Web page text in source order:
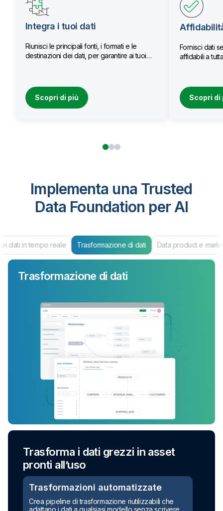
Integra i tuoi dati
Riunisci le principali fonti, i formati e le
destinazioni dei dati, per garantire ai tuoi
Scopri di più
Fornisci dati
affidabili a
Scopri di
Implementa una Trusted
Data Foundation per AI
dati in tempo reale Trasformazione di dati Data product e
Trasformazione di dati
Trasforma i dati grezzi in asset
pronti all’uso
Trasformazioni automatizzate
Crea pipeline di trasformazione riutilizzabili che